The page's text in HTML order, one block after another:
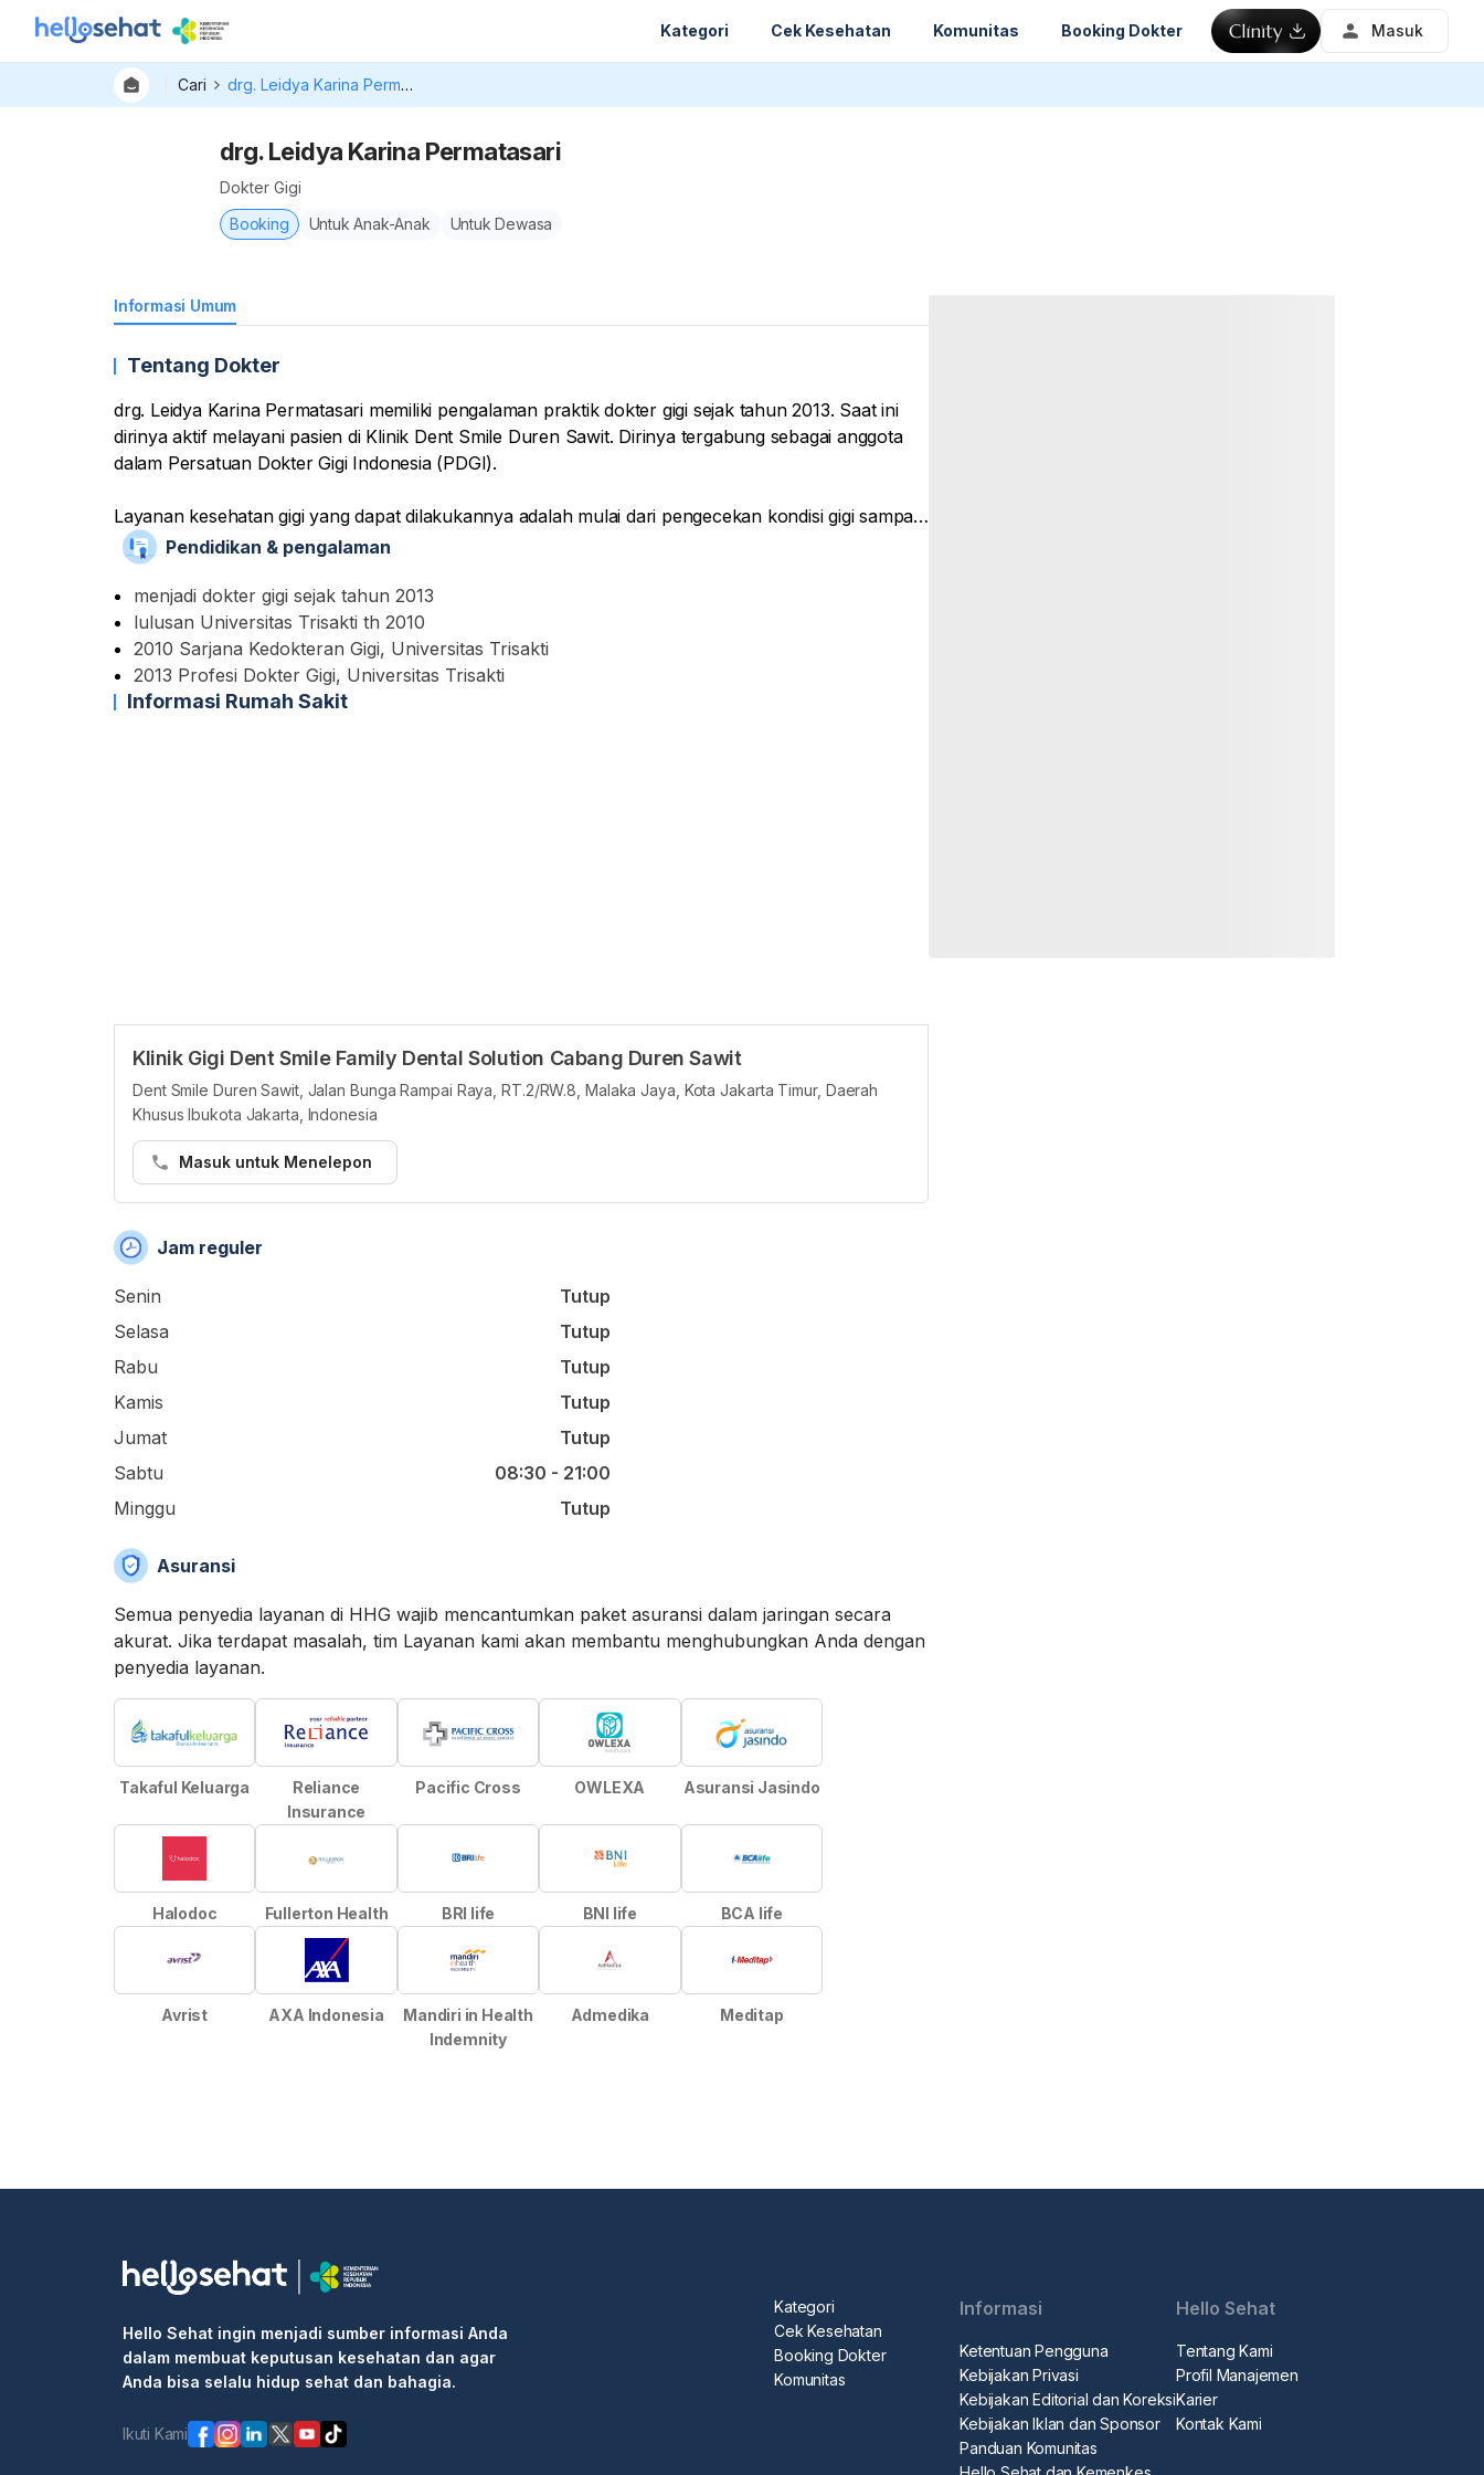
Kategori Cek Kesehatan Komunitas Booking Dokter Masuk
Cari drg. Leidya Karina Permatasari
drg. Leidya Karina Permatasari
Dokter Gigi
Booking
Untuk Anak-Anak Untuk Dewasa
Informasi Umum
Tentang Dokter
drg. Leidya Karina Permatasari memiliki pengalaman praktik dokter gigi sejak tahun 2013. Saat ini
dirinya aktif melayani pasien di Klinik Dent Smile Duren Sawit. Dirinya tergabung sebagai anggota
dalam Persatuan Dokter Gigi Indonesia (PDGI).
Layanan kesehatan gigi yang dapat dilakukannya adalah mulai dari pengecekan kondisi gigi sampai
ke tindakan, meliputi cabut gigi, tambal, scaling karang gigi, dan konsultasi perawatan ke depannya
seperti apa.
Pendidikan & pengalaman
menjadi dokter gigi sejak tahun 2013
lulusan Universitas Trisakti th 2010
2010 Sarjana Kedokteran Gigi, Universitas Trisakti
2013 Profesi Dokter Gigi, Universitas Trisakti
Informasi Rumah Sakit
Klinik Gigi Dent Smile Family Dental Solution Cabang Duren Sawit
Dent Smile Duren Sawit, Jalan Bunga Rampai Raya, RT.2/RW.8, Malaka Jaya, Kota Jakarta Timur, Daerah
Khusus Ibukota Jakarta, Indonesia
Masuk untuk Menelepon
Jam reguler
Senin
Tutup
Selasa
Tutup
Rabu
Tutup
Kamis
Tutup
Jumat
Tutup
Sabtu
08:30 - 21:00
Minggu
Tutup
Asuransi
Semua penyedia layanan di HHG wajib mencantumkan paket asuransi dalam jaringan secara
akurat. Jika terdapat masalah, tim Layanan kami akan membantu menghubungkan Anda dengan
penyedia layanan.
Takaful Keluarga
Reliance
Insurance
Pacific Cross OWLEXA Asuransi Jasindo
Halodoc Fullerton Health BRI life BNI life BCA life
Avrist AXA Indonesia
Mandiri in Health
Indemnity
Admedika Meditap
Hello Sehat ingin menjadi sumber informasi Anda
dalam membuat keputusan kesehatan dan agar
Anda bisa selalu hidup sehat dan bahagia.
Ikuti Kami
Kategori
Cek Kesehatan
Booking Dokter
Komunitas
Informasi
Ketentuan Pengguna
Kebijakan Privasi
Kebijakan Editorial dan Koreksi
Kebijakan Iklan dan Sponsor
Panduan Komunitas
Hello Sehat
Tentang Kami
Profil Manajemen
Karier
Kontak Kami